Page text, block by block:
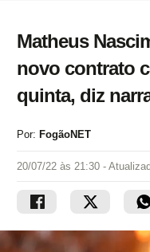
Matheus
novo contrato
quinta, diz
Por: FogãoNET
20/07/22 às 21:30 -